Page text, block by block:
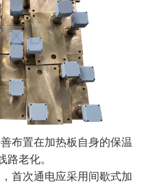
布置在加热板自身的保温
路老化。
首次通电应采用间歇式加